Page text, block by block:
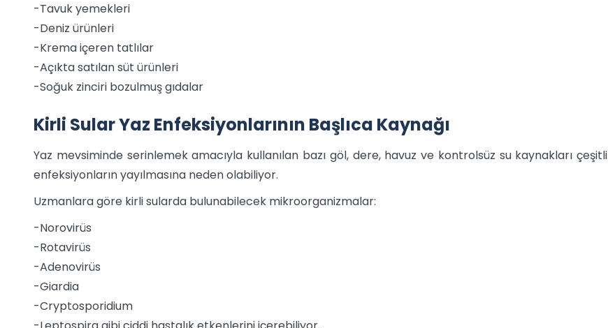
-Tavuk yemekleri
-Deniz ürünleri
-Krema içeren tatlılar
-Açıkta satılan süt ürünleri
-Soğuk zinciri bozulmuş gıdalar
Kirli Sular Yaz Enfeksiyonlarının Başlıca Kaynağı
Yaz mevsiminde serinlemek amacıyla kullanılan bazı göl, dere, havuz ve kontrolsüz su kaynakları çeşitli
enfeksiyonların yayılmasına neden olabiliyor.
Uzmanlara göre kirli sularda bulunabilecek mikroorganizmalar:
-Norovirüs
-Rotavirüs
-Adenovirüs
-Giardia
-Cryptosporidium